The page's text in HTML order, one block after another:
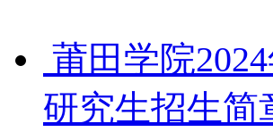
莆田学院
研究生招生简